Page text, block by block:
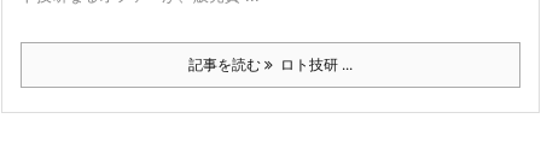
記事を読む ロト技研 ...